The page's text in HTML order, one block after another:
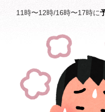
11時〜12時/16時〜17時に